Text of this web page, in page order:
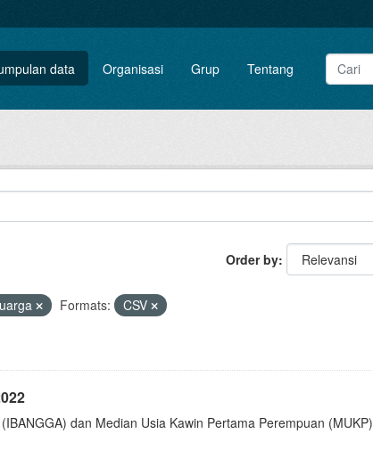
data Organisasi Grup Tentang
Order by
Formats:
CSV
dan Median Usia Kawin Pertama Perempuan (MUKP)